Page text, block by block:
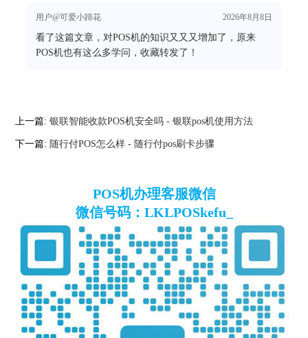
用户@可爱小蹄花 2026年8月8日
看了这篇文章，对POS机的知识又又又增加了，原来
POS机也有这么多学问，收藏转发了！
上一篇:银联智能收款POS机安全吗 - 银联pos机使用方法
下一篇: 随行付POS怎么样 - 随行付pos刷卡步骤
POS机办理客服微信
微信号码：LKLPOSkefu_